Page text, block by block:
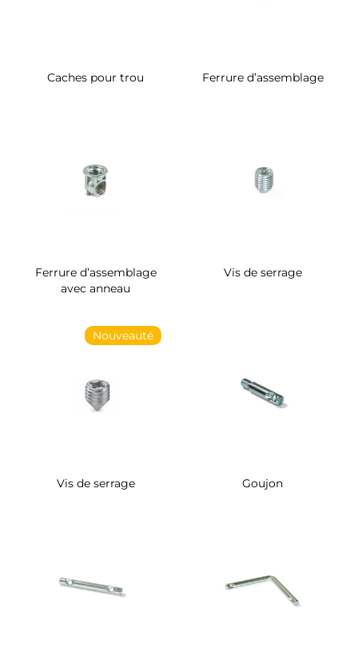
Caches pour trou Ferrure d’assemblage
Ferrure d’assemblage
avec anneau
Vis de serrage
Nouveauté
Vis de serrage Goujon